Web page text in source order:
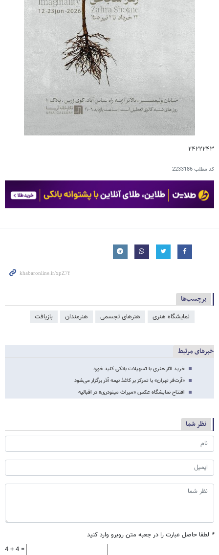
۲۴۲۲۲۴۳
کد مطلب2233186
برچسب‌ها
نمایشگاه هنری هنرهای تجسمی هنرمندان بازیافت
خبرهای مرتبط
خرید آثار هنری با تسهیلات بانکی کلید خورد
«آرت‌فر تهران» با تمرکز بر کاغذ نیمه آذر برگزار می‌شود
افتتاح نمایشگاه عکس «میراث مینودری» در اقبالیه
نظر شما
* لطفا حاصل عبارت را در جعبه متن روبرو وارد کنید
4 + 4 =